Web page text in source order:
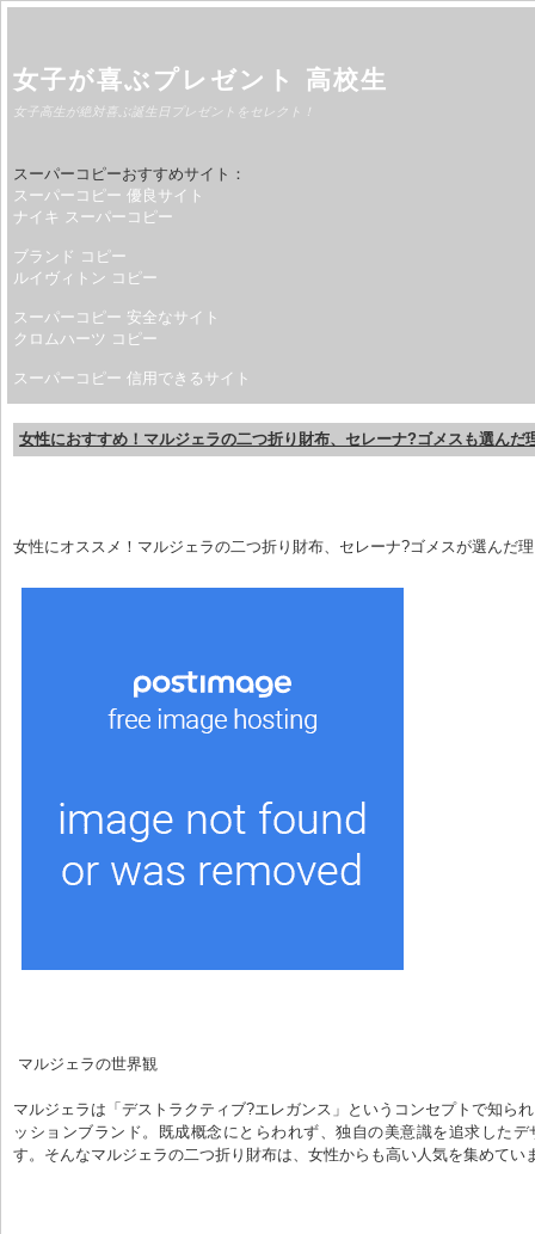
女子が喜ぶプレゼント 高校生
女子高生が絶対喜ぶ誕生日プレゼントをセレクト！
スーパーコピーおすすめサイト：
スーパーコピー 優良サイト
ナイキ スーパーコピー
ブランド コピー
ルイヴィトン コピー
スーパーコピー 安全なサイト
クロムハーツ コピー
スーパーコピー 信用できるサイト
女性におすすめ！マルジェラの二つ折り財布、セレーナ?ゴメスも選んだ
女性にオススメ！マルジェラの二つ折り財布、セレーナ?ゴメスが選んだ
マルジェラの世界観
マルジェラは「デストラクティブ?エレガンス」というコンセプトで知ら
ッションブランド。既成概念にとらわれず、独自の美意識を追求した
す。そんなマルジェラの二つ折り財布は、女性からも高い人気を集めてい